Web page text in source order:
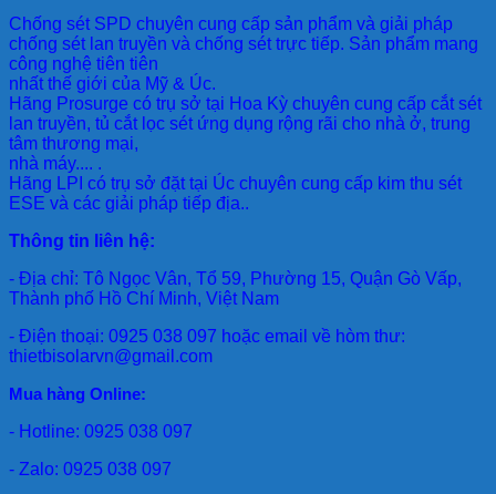
Chống sét SPD chuyên cung cấp sản phẩm và giải pháp
chống sét lan truyền và chống sét trực tiếp. Sản phẩm mang
công nghệ tiên tiên
nhất thế giới của Mỹ & Úc.
Hãng Prosurge có trụ sở tại Hoa Kỳ chuyên cung cấp cắt sét
lan truyền, tủ cắt lọc sét ứng dụng rộng rãi cho nhà ở, trung
tâm thương mại,
nhà máy.... .
Hãng LPI có trụ sở đặt tại Úc chuyên cung cấp kim thu sét
ESE và các giải pháp tiếp địa..
Thông tin liên hệ:
- Địa chỉ: Tô Ngọc Vân, Tổ 59, Phường 15, Quận Gò Vấp,
Thành phố Hồ Chí Minh, Việt Nam
- Điện thoại: 0925 038 097 hoặc email về hòm thư:
thietbisolarvn@gmail.com
Mua hàng Online:
- Hotline: 0925 038 097
- Zalo: 0925 038 097